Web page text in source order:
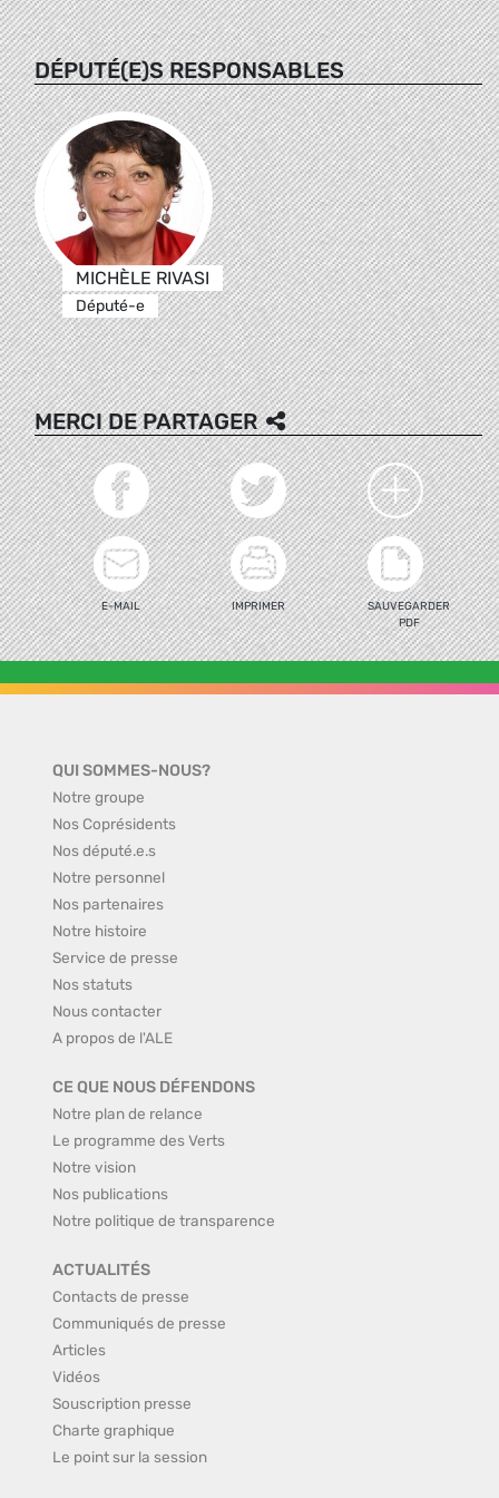
DÉPUTÉ(E)S RESPONSABLES
MICHÈLE RIVASI
Député-e
MERCI DE PARTAGER
E-MAIL IMPRIMER
SAUVEGARDER
PDF
QUI SOMMES-NOUS?
Notre groupe
Nos Coprésidents
Nos député.e.s
Notre personnel
Nos partenaires
Notre histoire
Service de presse
Nos statuts
Nous contacter
A propos de l'ALE
CE QUE NOUS DÉFENDONS
Notre plan de relance
Le programme des Verts
Notre vision
Nos publications
Notre politique de transparence
ACTUALITÉS
Contacts de presse
Communiqués de presse
Articles
Vidéos
Souscription presse
Charte graphique
Le point sur la session